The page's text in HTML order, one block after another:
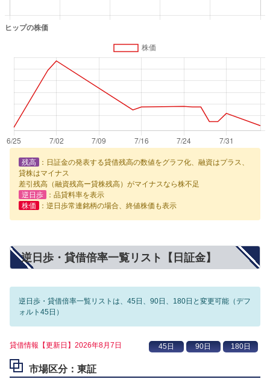
残高
：日証金の発表する貸借残高の数値をグラフ化、融資はプラス、
貸株はマイナス
差引残高（融資残高ー貸株残高）がマイナスなら株不足
逆日歩
：品貸料率を表示
株価
：逆日歩常連銘柄の場合、終値株価も表示
逆日歩・貸借倍率一覧リスト【日証金】
逆日歩・貸借倍率一覧リストは、45日、90日、180日と変更可能（デフ
ォルト45日）
貸借情報【更新日】2026年8月7日
市場区分：東証